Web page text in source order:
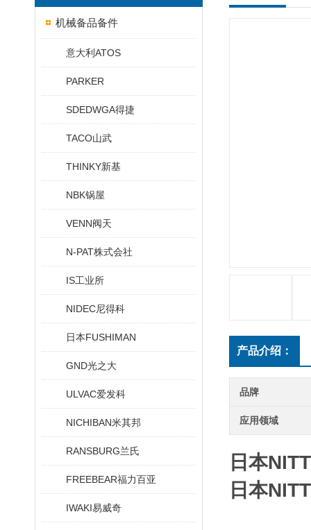
机械备品备件
意大利ATOS
PARKER
SDEDWGA得捷
TACO山武
THINKY新基
NBK锅屋
VENN阀天
N-PAT株式会社
IS工业所
NIDEC尼得科
日本FUSHIMAN
GND光之大
ULVAC爱发科
NICHIBAN米其邦
RANSBURG兰氏
FREEBEAR福力百亚
IWAKI易威奇
产品介绍：
品牌
应用领域
日本
日本